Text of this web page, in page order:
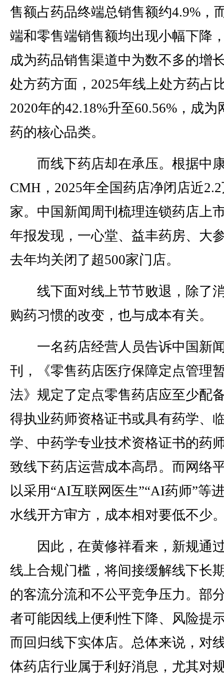
售额占药品终端总销售额约4.9%，
端和零售端销售额均出现小幅下降
成为药品销售渠道中为数不多的增
处方药方面，2025年线上处方药占
2020年的42.18%升至60.56%，成为
药的核心品类。
而线下药店却在承压。根据中
CMH，2025年全国药店净闭店近
家。中国新闻周刊梳理连锁药店上
年报发现，一心堂、益丰药房、大
去年均关闭了超500家门店。
线下面对线上节节败退，除了
购药习惯的改变，也与成本有关。
一名药店经营人员告诉中国新
刊，《零售药店医疗保障定点管理
法》规定了定点零售药店应至少配
得执业药师资格证书或具有药学、
学、中药学专业技术资格证书的药
致线下药店运营成本高昂。而网络
以采用“AI互联网医生”“AI药师”等
水线开方审方，成本相对要低不少
因此，在黄修祥看来，新规通
线上合规门槛，将间接缓解线下长
的客流分流和不公平竞争压力。部
者可能因线上便利性下降、风险提
而回归线下实体店。总体来说，对
体药店行业属于利好消息，尤其对